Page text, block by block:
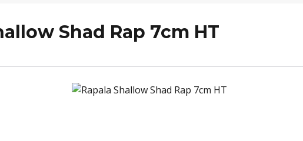
Shad Rap 7cm HT